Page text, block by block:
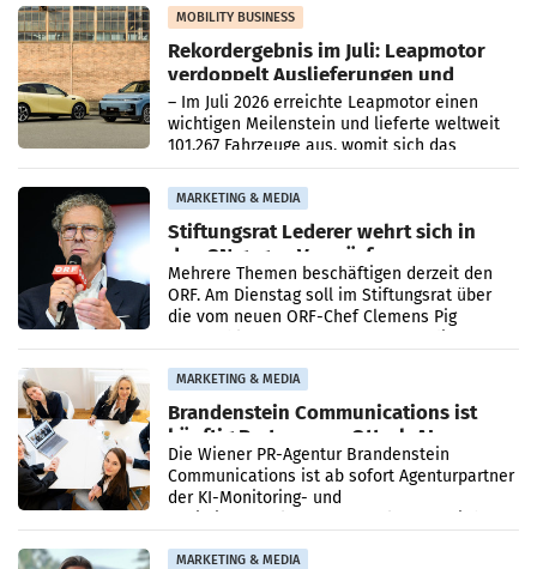
Bundeskartellanwalt
MOBILITY BUSINESS
Rekordergebnis im Juli: Leapmotor
verdoppelt Auslieferungen und
überschreitet die 100.000er-Marke
– Im Juli 2026 erreichte Leapmotor einen
wichtigen Meilenstein und lieferte weltweit
101.267 Fahrzeuge aus, womit sich das
Ergebnis gegenüber Juli 2025 mehr als
verdoppelte (+102
MARKETING & MEDIA
Stiftungsrat Lederer wehrt sich in
den SN gegen Vorwürfe
Mehrere Themen beschäftigen derzeit den
ORF. Am Dienstag soll im Stiftungsrat über
die vom neuen ORF-Chef Clemens Pig
MARKETING & MEDIA
Brandenstein Communications ist
künftig Partner von OtterlyAI
Die Wiener PR-Agentur Brandenstein
Communications ist ab sofort Agenturpartner
der KI-Monitoring- und
MARKETING & MEDIA